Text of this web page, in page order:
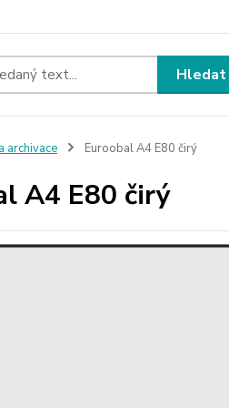
Hledat
archivace Euroobal A4 E80 čirý
A4 E80 čirý